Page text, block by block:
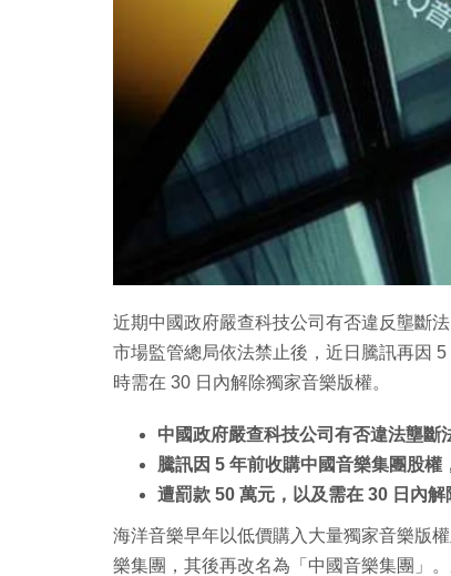
近期中國政府嚴查科技公司有否違反壟斷
市場監管總局依法禁止後，近日騰訊再因
時需在 30 日內解除獨家音樂版權。
中國政府嚴查科技公司有否違法壟斷
騰訊因 5 年前收購中國音樂集團股權
遭罰款 50 萬元，以及需在 30 日內
海洋音樂早年以低價購入大量獨家音樂版
樂集團，其後再改名為「中國音樂集團」